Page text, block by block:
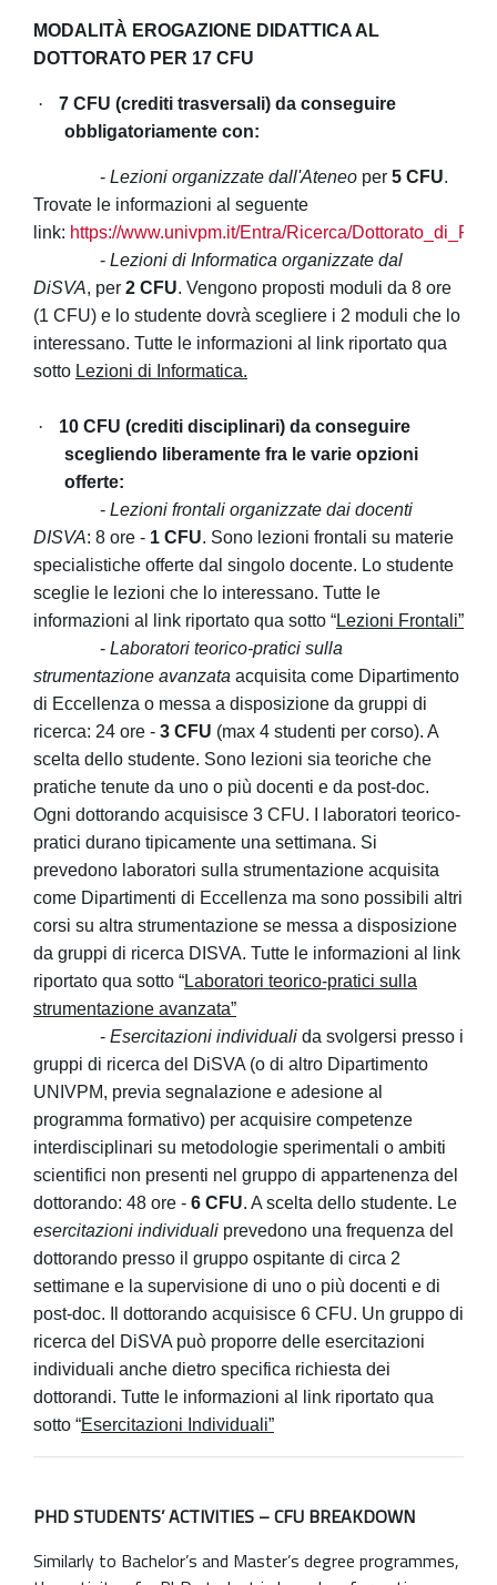
MODALITÀ EROGAZIONE DIDATTICA AL
DOTTORATO PER 17 CFU
· 7 CFU (crediti trasversali) da conseguire
obbligatoriamente con:
- Lezioni organizzate dall'Ateneo per 5 CFU.
Trovate le informazioni al seguente
link: https://www.univpm.it/Entra/Ricerca/
- Lezioni di Informatica organizzate dal
DiSVA, per 2 CFU. Vengono proposti moduli da 8 ore
(1 CFU) e lo studente dovrà scegliere i 2 moduli che lo
interessano. Tutte le informazioni al link riportato qua
sotto Lezioni di Informatica.
·
10 CFU (crediti disciplinari) da conseguire
scegliendo liberamente fra le varie opzioni
offerte:
- Lezioni frontali organizzate dai docenti
DISVA: 8 ore - 1 CFU. Sono lezioni frontali su materie
specialistiche offerte dal singolo docente. Lo studente
sceglie le lezioni che lo interessano. Tutte le
informazioni al link riportato qua sotto “Lezioni Frontali”
- Laboratori teorico-pratici sulla
strumentazione avanzata acquisita come Dipartimento
di Eccellenza o messa a disposizione da gruppi di
ricerca: 24 ore - 3 CFU (max 4 studenti per corso). A
scelta dello studente. Sono lezioni sia teoriche che
pratiche tenute da uno o più docenti e da post-doc.
Ogni dottorando acquisisce 3 CFU. I laboratori teorico-
pratici durano tipicamente una settimana. Si
prevedono laboratori sulla strumentazione acquisita
come Dipartimenti di Eccellenza ma sono possibili altri
corsi su altra strumentazione se messa a disposizione
da gruppi di ricerca DISVA. Tutte le informazioni al link
riportato qua sotto “Laboratori teorico-pratici sulla
strumentazione avanzata”
- Esercitazioni individuali da svolgersi presso i
gruppi di ricerca del DiSVA (o di altro Dipartimento
UNIVPM, previa segnalazione e adesione al
programma formativo) per acquisire competenze
interdisciplinari su metodologie sperimentali o ambiti
scientifici non presenti nel gruppo di appartenenza del
dottorando: 48 ore - 6 CFU. A scelta dello studente. Le
esercitazioni individuali prevedono una frequenza del
dottorando presso il gruppo ospitante di circa 2
settimane e la supervisione di uno o più docenti e di
post-doc. Il dottorando acquisisce 6 CFU. Un gruppo di
ricerca del DiSVA può proporre delle esercitazioni
individuali anche dietro specifica richiesta dei
dottorandi. Tutte le informazioni al link riportato qua
sotto “Esercitazioni Individuali”
PHD STUDENTS’ ACTIVITIES – CFU BREAKDOWN
Similarly to Bachelor’s and Master’s degree programmes,